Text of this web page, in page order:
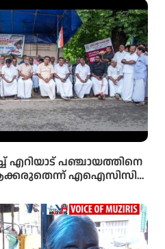
എറിയാട് പഞ്ചായത്തിനെ
എഐസിസി